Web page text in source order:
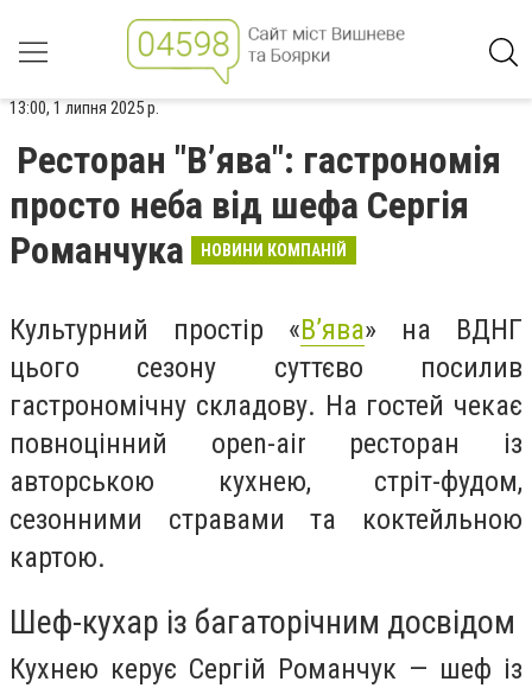
13:00, 1 липня 2025 р.
Ресторан "В’ява": гастрономія
просто неба від шефа Сергія
Романчука
НОВИНИ КОМПАНІЙ
Культурний простір «В’ява» на ВДНГ
цього сезону суттєво посилив
гастрономічну складову. На гостей чекає
повноцінний open-air ресторан із
авторською кухнею, стріт-фудом,
сезонними стравами та коктейльною
картою.
Шеф-кухар із багаторічним досвідом
Кухнею керує Сергій Романчук — шеф із